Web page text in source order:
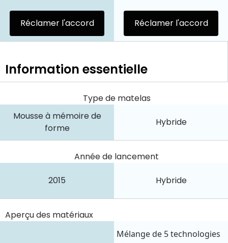
Réclamer l'accord Réclamer l'accord
Information essentielle
Type de matelas
Mousse à mémoire de
forme
Hybride
Année de lancement
2015 Hybride
Aperçu des matériaux
Mélange de 5 technologies